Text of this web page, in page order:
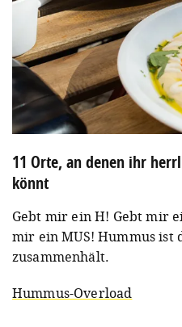
11 Orte, an denen ihr
könnt
Gebt mir ein H! Gebt mir
mir ein MUS! Hummus ist
zusammenhält.
Hummus-Overload